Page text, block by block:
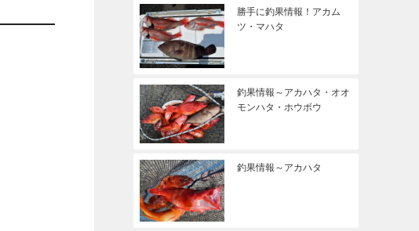
勝手に釣果情報！アカム
ツ・マハタ
釣果情報～アカハタ・オオ
モンハタ・ホウボウ
釣果情報～アカハタ